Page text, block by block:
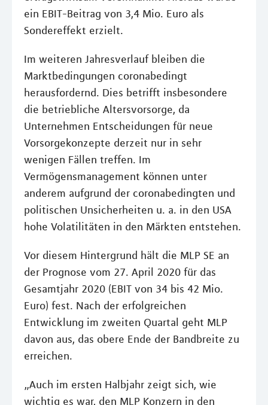
ein EBIT-Beitrag von 3,4 Mio. Euro als
Sondereffekt erzielt.
Im weiteren Jahresverlauf bleiben die
Marktbedingungen coronabedingt
herausfordernd. Dies betrifft insbesondere
die betriebliche Altersvorsorge, da
Unternehmen Entscheidungen für neue
Vorsorgekonzepte derzeit nur in sehr
wenigen Fällen treffen. Im
Vermögensmanagement können unter
anderem aufgrund der coronabedingten und
politischen Unsicherheiten u. a. in den USA
hohe Volatilitäten in den Märkten entstehen.
Vor diesem Hintergrund hält die MLP SE an
der Prognose vom 27. April 2020 für das
Gesamtjahr 2020 (EBIT von 34 bis 42 Mio.
Euro) fest. Nach der erfolgreichen
Entwicklung im zweiten Quartal geht MLP
davon aus, das obere Ende der Bandbreite zu
erreichen.
„Auch im ersten Halbjahr zeigt sich, wie
wichtig es war, den MLP Konzern in den